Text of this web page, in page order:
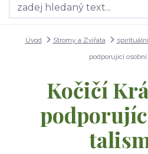
Úvod Stromy a Zvířata
podporující
Kočičí